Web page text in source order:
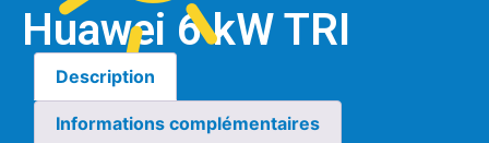
Huawei 6 kW TRI
Description
Informations complémentaires